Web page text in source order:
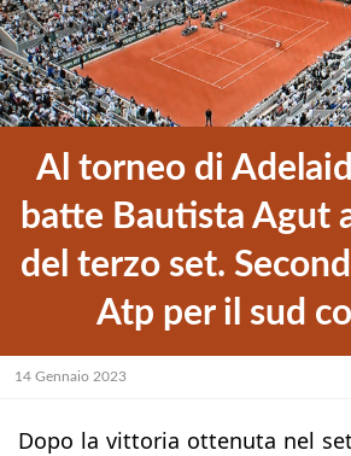
Al torneo di
batte Bautista Agut
del terzo set.
Atp per il sud
14 Gennaio 2023
Dopo la vittoria ottenuta nel